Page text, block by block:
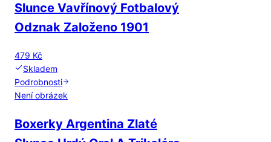
Slunce Vavřínový Fotbalový
Odznak Založeno 1901
479 Kč
Skladem
Podrobnosti
Není obrázek
Boxerky Argentina Zlaté